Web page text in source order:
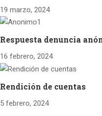
19 marzo, 2024
Respuesta denuncia
16 febrero, 2024
Rendición de cuentas
5 febrero, 2024